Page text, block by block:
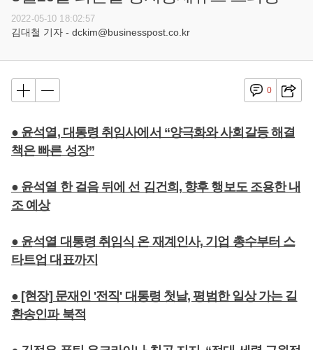
2022-05-10 18:02:57
김대철 기자 - dckim@businesspost.co.kr
0
● 윤석열, 대통령 취임사에서 “양극화와 사회갈등 해결
책은 빠른 성장”
● 윤석열 한 걸음 뒤에 선 김건희, 향후 행보도 조용한 내
조 예상
● 윤석열 대통령 취임식 온 재계인사, 기업 총수부터 스
타트업 대표까지
● [현장] 문재인 '전직' 대통령 첫날, 평범한 일상 가는 길
환송인파 북적